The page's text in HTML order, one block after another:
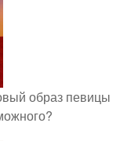
образ певицы